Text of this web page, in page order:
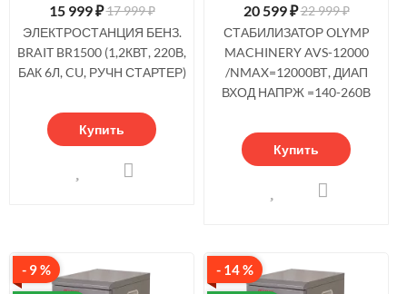
15 999₽17 999 ₽
ЭЛЕКТРОСТАНЦИЯ БЕНЗ.
BRAIT BR1500 (1,2КВТ, 220В,
БАК 6Л, CU, РУЧН СТАРТЕР)
Купить
20 599₽22 999 ₽
СТАБИЛИЗАТОР OLYMP
MACHINERY AVS-12000
/NMAX=12000ВТ, ДИАП
ВХОД НАПРЖ =140-260В
Купить
- 9 % - 14 %